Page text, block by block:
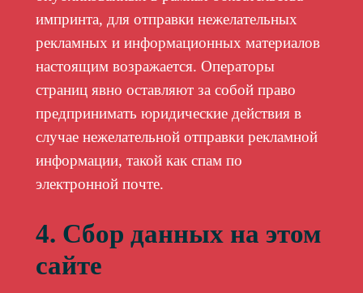
импринта, для отправки нежелательных
рекламных и информационных материалов
настоящим возражается. Операторы
страниц явно оставляют за собой право
предпринимать юридические действия в
случае нежелательной отправки рекламной
информации, такой как спам по
электронной почте.
4. Сбор данных на этом
сайте